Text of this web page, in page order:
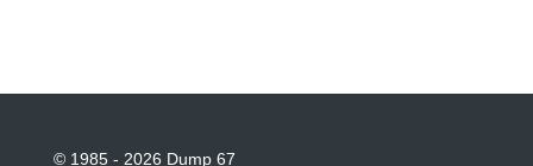
© 1985 - 2026 Dump 67